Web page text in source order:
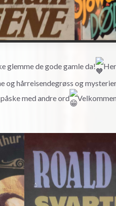
glemme de gode gamle da!
og hårreisendegrøss og
med andre ord